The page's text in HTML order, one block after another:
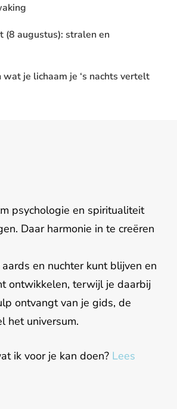
(8 augustus): stralen en
je lichaam je ‘s nachts vertelt
psychologie en spiritualiteit
Daar harmonie in te creëren
en nuchter kunt blijven en
ontwikkelen, terwijl je daarbij
ontvangt van je gids, de
het universum.
ik voor je kan doen? Lees